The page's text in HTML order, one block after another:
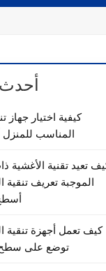
كيفية اختيار جهاز
المناسب للمنزل
تعيد تقنية الأغشية
الموجبة تعريف تنقية
كيف تعمل أجهزة تنقية
توضع على سطح